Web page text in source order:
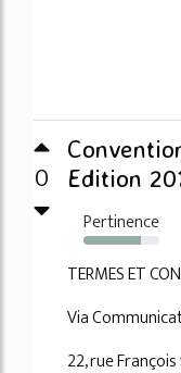
0
Edition
Pertinence
75%
TERMES ET
Via
22, rue